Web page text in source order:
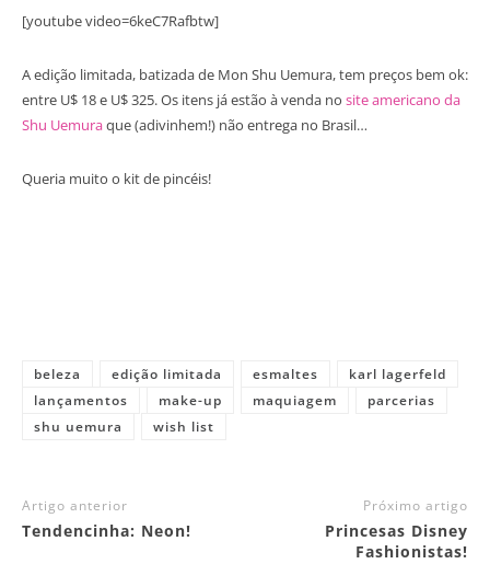
[youtube video=6keC7Rafbtw]
A edição limitada, batizada de Mon Shu Uemura, tem preços bem ok:
entre U$ 18 e U$ 325. Os itens já estão à venda no site americano da
Shu Uemuraque (adivinhem!) não entrega no Brasil…
Queria muito o kit de pincéis!
beleza edição limitada esmaltes
karl lagerfeld
lançamentos
make-up maquiagem
parcerias
shu uemura
wish list
Artigo anterior
Tendencinha: Neon!
Próximo artigo
Princesas Disney
Fashionistas!